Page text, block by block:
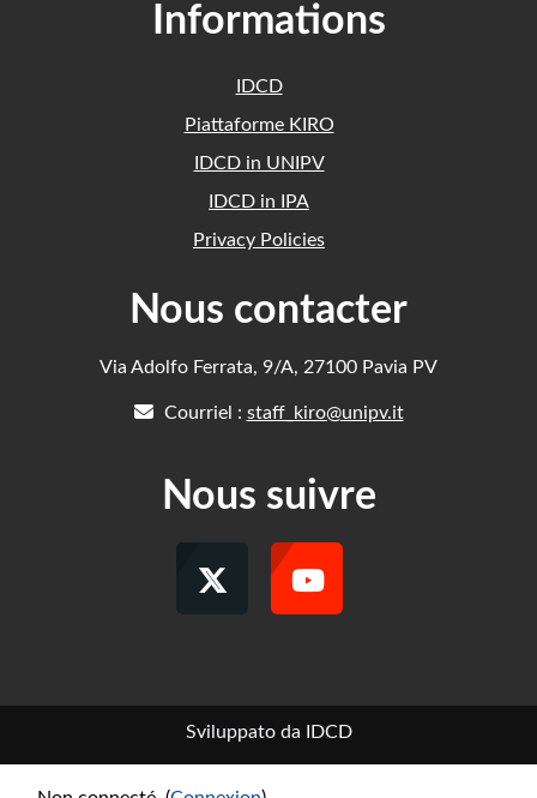
Informations
IDCD
Piattaforme KIRO
IDCD in UNIPV
IDCD in IPA
Privacy Policies
Nous contacter
Via Adolfo Ferrata, 9/A, 27100 Pavia PV
Courriel : staff_kiro@unipv.it
Nous suivre
Sviluppato da IDCD